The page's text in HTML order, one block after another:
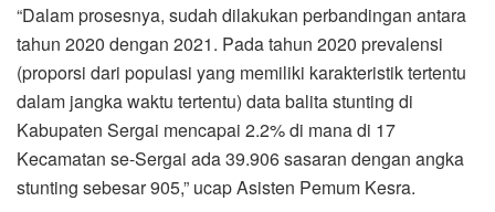
“Dalam prosesnya, sudah dilakukan perbandingan antara
tahun 2020 dengan 2021. Pada tahun 2020 prevalensi
(proporsi dari populasi yang memiliki karakteristik tertentu
dalam jangka waktu tertentu) data balita stunting di
Kabupaten Sergai mencapai 2.2% di mana di 17
Kecamatan se-Sergai ada 39.906 sasaran dengan angka
stunting sebesar 905,” ucap Asisten Pemum Kesra.